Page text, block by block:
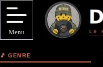
Passer
au
contenu
Menu
🎵 GENRE